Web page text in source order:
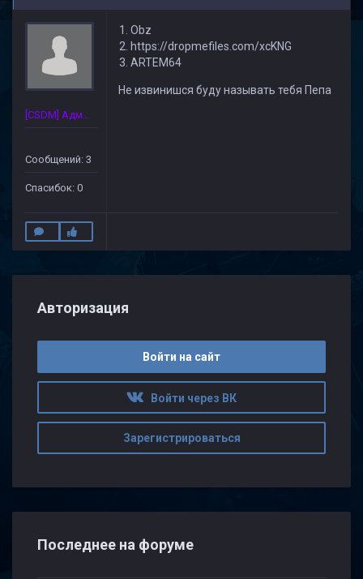
[CSDM] Администратор
Сообщений: 3
Спасибок: 0
Obz
https://dropmefiles.com/xcKNG
ARTEM64
Не извинишся буду называть тебя Пепа
Авторизация
Войти на сайт
Войти через ВК
Зарегистрироваться
Последнее на форуме